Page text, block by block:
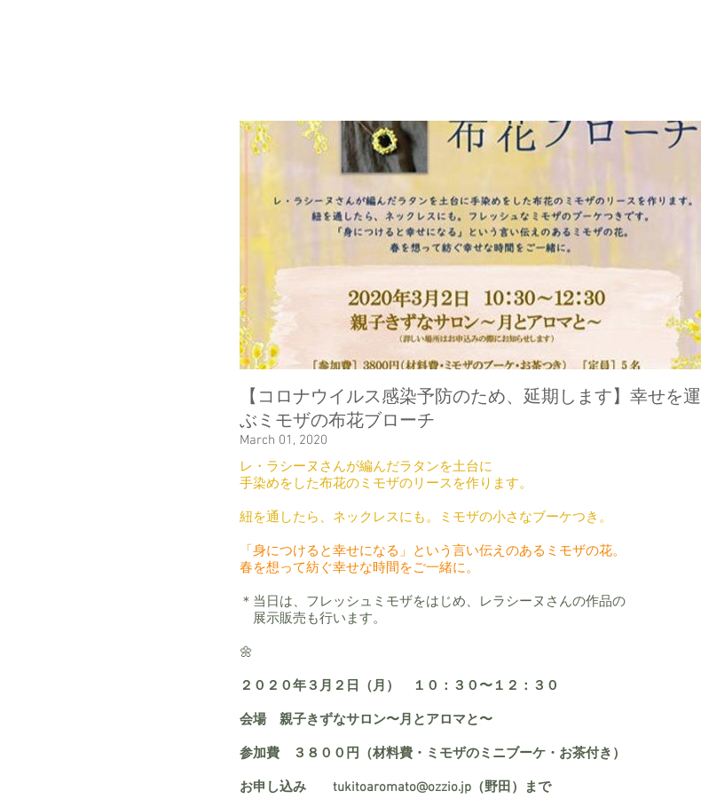
【コロナウイルス感染予防のため、延期します】幸せを運
ぶミモザの布花ブローチ
March 01, 2020
レ・ラシーヌさんが編んだラタンを土台に
手染めをした布花のミモザのリースを作ります。
紐を通したら、ネックレスにも。ミモザの小さなブーケつき。
「身につけると幸せになる」という言い伝えのあるミモザの花。
春を想って紡ぐ幸せな時間をご一緒に。
＊当日は、フレッシュミモザをはじめ、レラシーヌさんの作品の
展示販売も行います。
​🌼
２０２０年３月２日（月） １０：３０〜１２：３０
会場 親子きずなサロン〜月とアロマと〜
参加費 ３８００円（材料費・ミモザのミニブーケ・お茶付き）
​お申し込み tukitoaromato@ozzio.jp（野田）まで